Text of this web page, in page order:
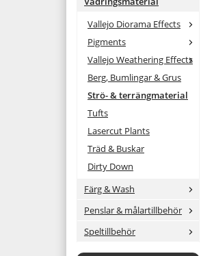
Vallejo Diorama Effects
Pigments
Vallejo Weathering Effects
Berg, Bumlingar & Grus
Strö- & terrängmaterial
Tufts
Lasercut Plants
Träd & Buskar
Dirty Down
Färg & Wash
Penslar & målartillbehör
Speltillbehör